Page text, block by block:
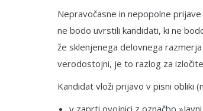
Nepravočasne in nepopolne
ne bodo uvrstili kandidati, ki ne
že sklenjenega delovnega
verodostojni, je to razlog za
Kandidat vloži prijavo v pisni obliki
v zaprti ovojnici z označbo